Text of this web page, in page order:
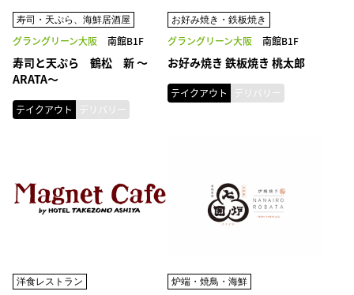
寿司・天ぷら、海鮮居酒屋
グラングリーン大阪 南館B1F
寿司と天ぷら 鶴松 新 ～
ARATA～
テイクアウト デリバリー
お好み焼き・鉄板焼き
グラングリーン大阪 南館B1F
お好み焼き 鉄板焼き 桃太郎
テイクアウト デリバリー
洋食レストラン 炉端・焼鳥・海鮮